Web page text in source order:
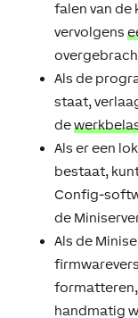
falen van de
vervolgens
Als de
staat,
de
Als er een
bestaat,
Config-
de
Als de
handmatig